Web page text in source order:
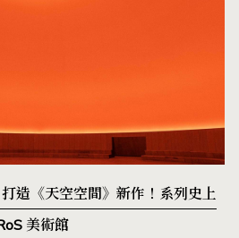
造《天空空間》新作！系列史上
美術館